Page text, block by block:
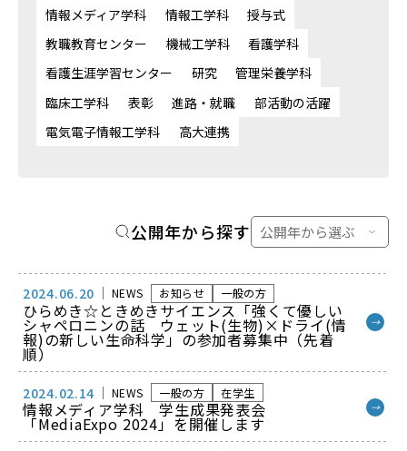
情報メディア学科
情報工学科
授与式
教職教育センター
機械工学科
看護学科
看護生涯学習センター
研究
管理栄養学科
臨床工学科
表彰 進路・就職
部活動の活躍
電気電子情報工学科
高大連携
公開年から探す
2024.06.20 NEWS お知らせ 一般の方
ひらめき☆ときめきサイエンス「強くて優しい
シャペロニンの話 ウェット(生物)×ドライ(情
報)の新しい生命科学」の参加者募集中（先着
順）
→
2024.02.14 NEWS 一般の方 在学生
情報メディア学科 学生成果発表会
「MediaExpo 2024」を開催します
→